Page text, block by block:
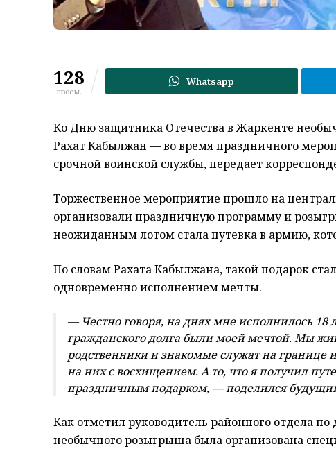
128
просм.
Whatsapp
Ко Дню защитника Отечества в Жаркенте
Рахат Кабылжан — во время праздничного
срочной воинской службы, передает
Торжественное мероприятие прошло на
организовали праздничную программу и
неожиданным лотом стала путевка в армию,
По словам Рахата Кабылжана, такой подарок
одновременно исполнением мечты.
— Честно говоря, на днях мне исполнилось
гражданского долга были моей мечтой. Мы
родственники и знакомые служат на границе
на них с восхищением. А то, что я получил
праздничным подарком, — поделился
Как отметил руководитель районного отдела
необычного розыгрыша была организована